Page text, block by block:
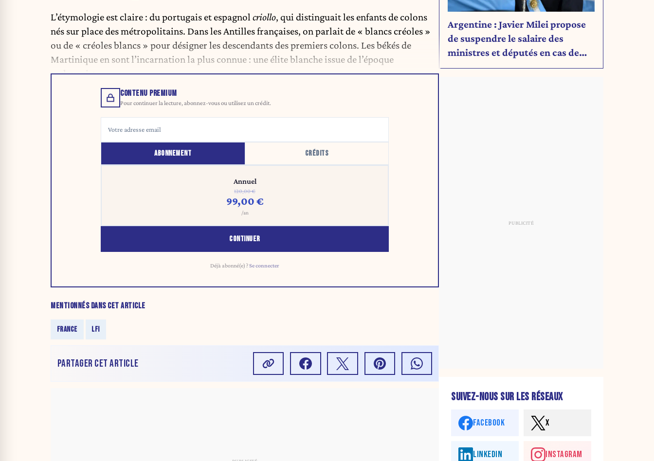
L’étymologie est claire : du portugais et espagnol criollo, qui distinguait les enfants de colons
nés sur place des métropolitains. Dans les Antilles françaises, on parlait de « blancs créoles »
ou de « créoles blancs » pour désigner les descendants des premiers colons. Les békés de
Martinique en sont l’incarnation la plus connue : une élite blanche issue de l’époque
esclavagiste.
CONTENU PREMIUM
Pour continuer la lecture, abonnez-vous ou utilisez un crédit.
ABONNEMENT CRÉDITS
Annuel
120,00 €
99,00 €
/an
CONTINUER
Déjà abonné(e) ?Se connecter
MENTIONNÉS DANS CET ARTICLE
FRANCE LFI
PARTAGER CET ARTICLE
Argentine : Javier Milei propose
de suspendre le salaire des
ministres et députés en cas de
déficit budgétaire
SUIVEZ-NOUS SUR LES RÉSEAUX
FACEBOOK X
LINKEDIN INSTAGRAM